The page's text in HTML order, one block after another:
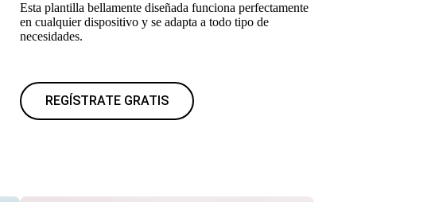
Esta plantilla bellamente diseñada funciona perfectamente
en cualquier dispositivo y se adapta a todo tipo de
necesidades.
REGÍSTRATE GRATIS